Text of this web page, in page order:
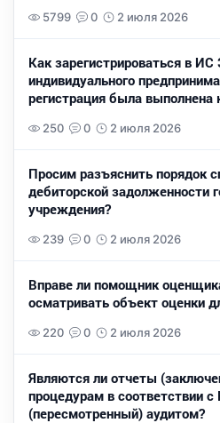
5799 0 2 июля 2026
Как зарегистрироваться в
индивидуального
регистрация была выполнена
250 0 2 июля 2026
Просим разъяснить порядок
дебиторской задолженности
учреждения?
239 0 2 июля 2026
Вправе ли помощник
осматривать объект оценки
220 0 2 июля 2026
Являются ли отчеты
процедурам в соответствии
(пересмотренный) аудитом?